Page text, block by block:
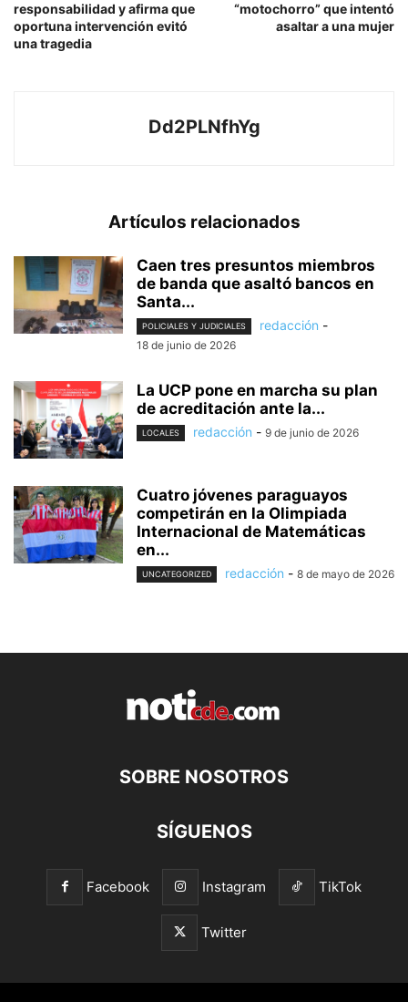
responsabilidad y afirma que
oportuna intervención evitó
una tragedia
“motochorro” que intentó
asaltar a una mujer
Dd2PLNfhYg
Artículos relacionados
Caen tres presuntos miembros
de banda que asaltó bancos en
Santa...
POLICIALES Y JUDICIALES redacción -
18 de junio de 2026
La UCP pone en marcha su plan
de acreditación ante la...
LOCALES redacción - 9 de junio de 2026
Cuatro jóvenes paraguayos
competirán en la Olimpiada
Internacional de Matemáticas
en...
UNCATEGORIZED redacción - 8 de mayo de 2026
SOBRE NOSOTROS
SÍGUENOS
Facebook Instagram TikTok
Twitter